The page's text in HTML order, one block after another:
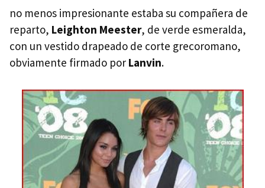
no menos impresionante estaba su compañera de
reparto, Leighton Meester, de verde esmeralda,
con un vestido drapeado de corte grecoromano,
obviamente firmado por Lanvin.